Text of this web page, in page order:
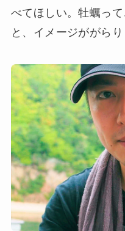
べてほしい。牡蠣っ
と、イメージががらり